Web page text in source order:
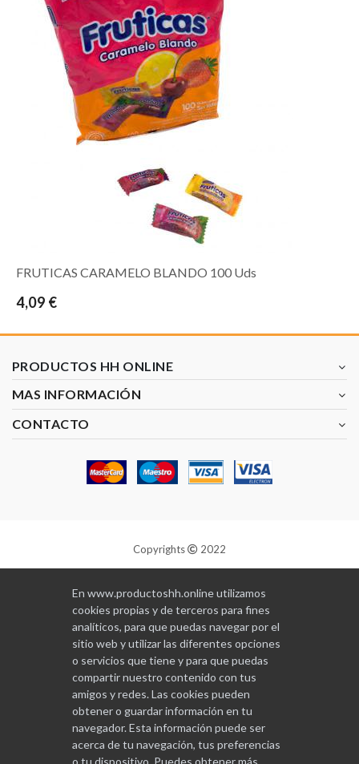
FRUTICAS CARAMELO BLANDO 100 Uds
4,09 €
PRODUCTOS HH ONLINE
MAS INFORMACIÓN
CONTACTO
Copyrights 2022
Diseñado y programado porGABALA
En www.productoshh.online utilizamos
cookies propias y de terceros para fines
analíticos, para que puedas navegar por el
sitio web y utilizar las diferentes opciones
o servicios que tiene y para que puedas
compartir nuestro contenido con tus
amigos y redes. Las cookies pueden
obtener o guardar información en tu
navegador. Esta información puede ser
acerca de tu navegación, tus preferencias
o tu dispositivo. Puedes obtener más